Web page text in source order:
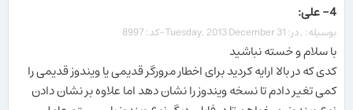
4- علی:
بوسیله: , در: Tuesday, 2013 December 31-کد: 8997
با سلام و خسته نباشید
کدی که در بالا ارایه کردید برای اخطار مرورگر قدیمی یا ویندوز قدیمی را
کمی تغیر دادم تا نسخه ویندوز را نشان دهد اما علاوه بر نشان دادن